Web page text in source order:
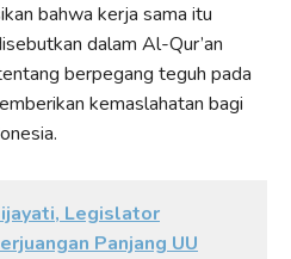
bahwa kerja sama itu
dalam Al-Qur’an
berpegang teguh pada
kemaslahatan bagi
Legislator
Panjang UU